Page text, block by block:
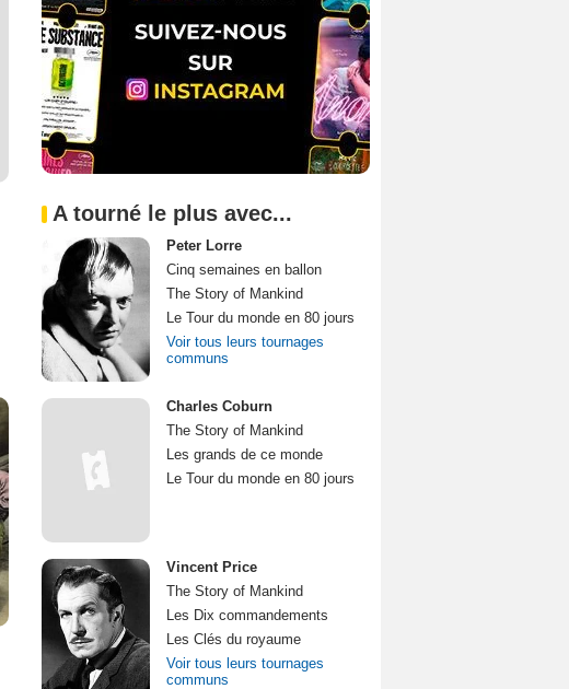
A tourné le plus avec...
Peter Lorre
Cinq semaines en ballon
The Story of Mankind
Le Tour du monde en 80 jours
Voir tous leurs tournages
communs
Charles Coburn
The Story of Mankind
Les grands de ce monde
Le Tour du monde en 80 jours
Vincent Price
The Story of Mankind
Les Dix commandements
Les Clés du royaume
Voir tous leurs tournages
communs